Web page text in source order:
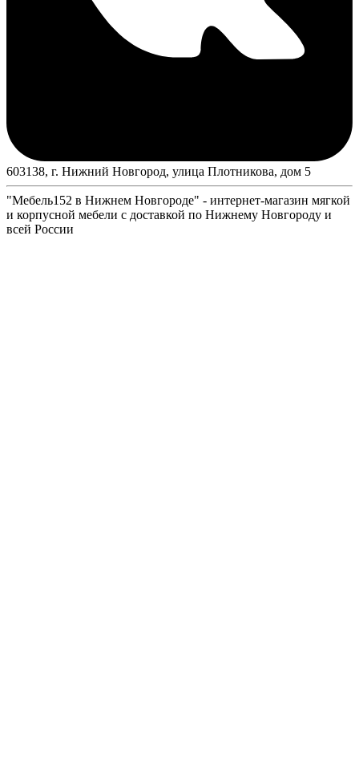
603138, г. Нижний Новгород, улица Плотникова, дом 5
"Мебель152 в Нижнем Новгороде" - интернет-магазин мягкой
и корпусной мебели с доставкой по Нижнему Новгороду и
всей России